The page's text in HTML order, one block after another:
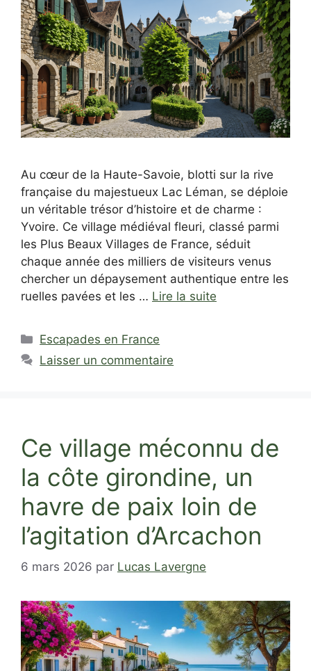
Au cœur de la Haute-Savoie, blotti sur la rive
française du majestueux Lac Léman, se déploie
un véritable trésor d’histoire et de charme :
Yvoire. Ce village médiéval fleuri, classé parmi
les Plus Beaux Villages de France, séduit
chaque année des milliers de visiteurs venus
chercher un dépaysement authentique entre les
ruelles pavées et les … Lire la suite
Catégories
Escapades en France
Laisser un commentaire
Ce village méconnu de
la côte girondine, un
havre de paix loin de
l’agitation d’Arcachon
6 mars 2026 par Lucas Lavergne